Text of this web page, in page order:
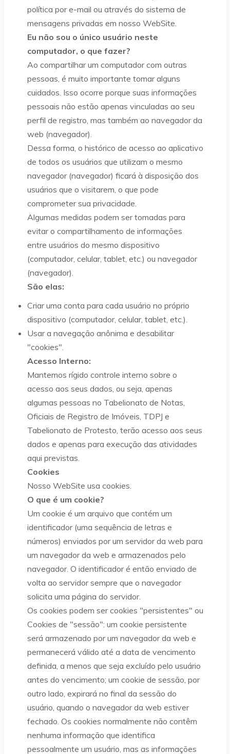
política por e-mail ou através do sistema de
mensagens privadas em nosso WebSite.
Eu não sou o único usuário neste
computador, o que fazer?
Ao compartilhar um computador com outras
pessoas, é muito importante tomar alguns
cuidados. Isso ocorre porque suas informações
pessoais não estão apenas vinculadas ao seu
perfil de registro, mas também ao navegador da
web (navegador).
Dessa forma, o histórico de acesso ao aplicativo
de todos os usuários que utilizam o mesmo
navegador (navegador) ficará à disposição dos
usuários que o visitarem, o que pode
comprometer sua privacidade.
Algumas medidas podem ser tomadas para
evitar o compartilhamento de informações
entre usuários do mesmo dispositivo
(computador, celular, tablet, etc.) ou navegador
(navegador).
São elas:
Criar uma conta para cada usuário no próprio
dispositivo (computador, celular, tablet, etc.).
Usar a navegação anônima e desabilitar
"cookies".
Acesso Interno:
Mantemos rígido controle interno sobre o
acesso aos seus dados, ou seja, apenas
algumas pessoas no Tabelionato de Notas,
Oficiais de Registro de Imóveis, TDPJ e
Tabelionato de Protesto, terão acesso aos seus
dados e apenas para execução das atividades
aqui previstas.
Cookies
Nosso WebSite usa cookies.
O que é um cookie?
Um cookie é um arquivo que contém um
identificador (uma sequência de letras e
números) enviados por um servidor da web para
um navegador da web e armazenados pelo
navegador. O identificador é então enviado de
volta ao servidor sempre que o navegador
solicita uma página do servidor.
Os cookies podem ser cookies "persistentes" ou
Cookies de "sessão": um cookie persistente
será armazenado por um navegador da web e
permanecerá válido até a data de vencimento
definida, a menos que seja excluído pelo usuário
antes do vencimento; um cookie de sessão, por
outro lado, expirará no final da sessão do
usuário, quando o navegador da web estiver
fechado. Os cookies normalmente não contêm
nenhuma informação que identifica
pessoalmente um usuário, mas as informações